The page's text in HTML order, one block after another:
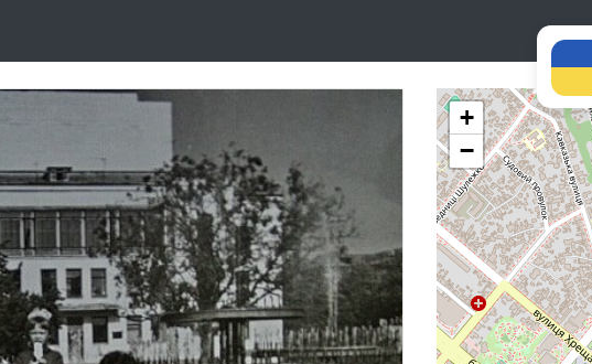
+
−